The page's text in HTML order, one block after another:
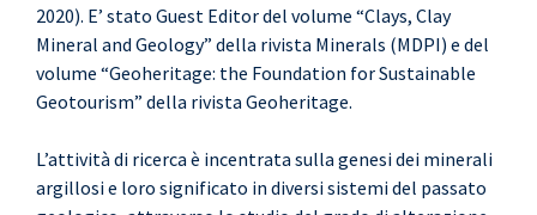
2020). E’ stato Guest Editor del volume “Clays, Clay
Mineral and Geology” della rivista Minerals (MDPI) e del
volume “Geoheritage: the Foundation for Sustainable
Geotourism” della rivista Geoheritage.
L’attività di ricerca è incentrata sulla genesi dei minerali
argillosi e loro significato in diversi sistemi del passato